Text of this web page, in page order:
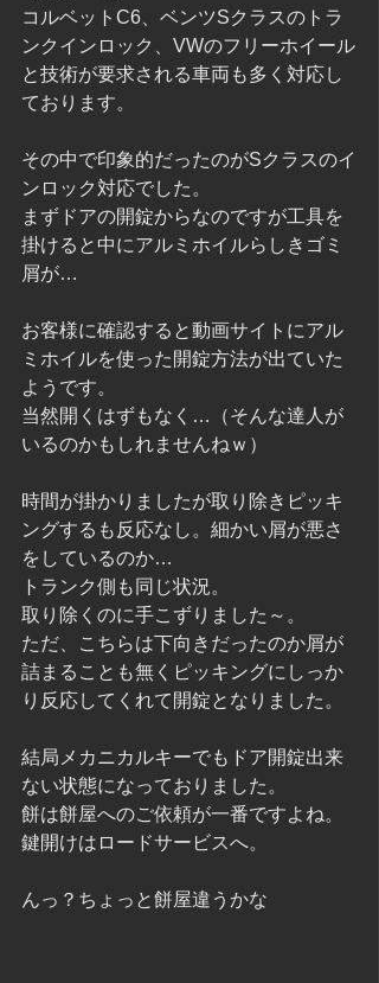
コルベットC6、ベンツSクラスのトラ
ンクインロック、VWのフリーホイール
と技術が要求される車両も多く対応し
ております。
その中で印象的だったのがSクラスのイ
ンロック対応でした。
まずドアの開錠からなのですが工具を
掛けると中にアルミホイルらしきゴミ
屑が…
お客様に確認すると動画サイトにアル
ミホイルを使った開錠方法が出ていた
ようです。
当然開くはずもなく…（そんな達人が
いるのかもしれませんねｗ）
時間が掛かりましたが取り除きピッキ
ングするも反応なし。細かい屑が悪さ
をしているのか…
トランク側も同じ状況。
取り除くのに手こずりました～。
ただ、こちらは下向きだったのか屑が
詰まることも無くピッキングにしっか
り反応してくれて開錠となりました。
結局メカニカルキーでもドア開錠出来
ない状態になっておりました。
餅は餅屋へのご依頼が一番ですよね。
鍵開けはロードサービスへ。
んっ？ちょっと餅屋違うかな